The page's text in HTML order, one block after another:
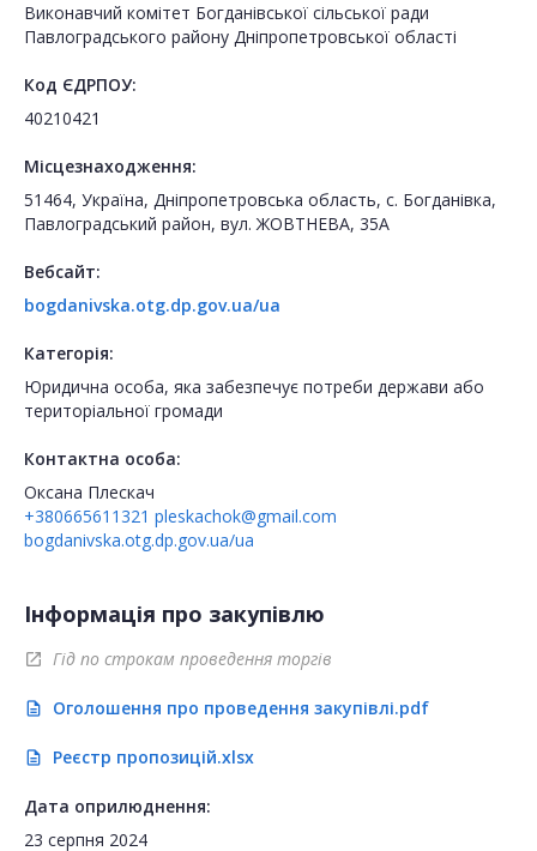
Виконавчий комітет Богданівської сільської ради
Павлоградського району Дніпропетровської області
Код ЄДРПОУ:
40210421
Місцезнаходження:
51464, Україна, Дніпропетровська область, с. Богданівка,
Павлоградський район, вул. ЖОВТНЕВА, 35А
Вебсайт:
bogdanivska.otg.dp.gov.ua/ua
Категорія:
Юридична особа, яка забезпечує потреби держави або
територіальної громади
Контактна особа:
Оксана Плескач
+380665611321 pleskachok@gmail.com
bogdanivska.otg.dp.gov.ua/ua
Інформація про закупівлю
open_in_new Гід по строкам проведення торгів
description Оголошення про проведення закупівлі.pdf
description Реєстр пропозицій.xlsx
Дата оприлюднення:
23 серпня 2024